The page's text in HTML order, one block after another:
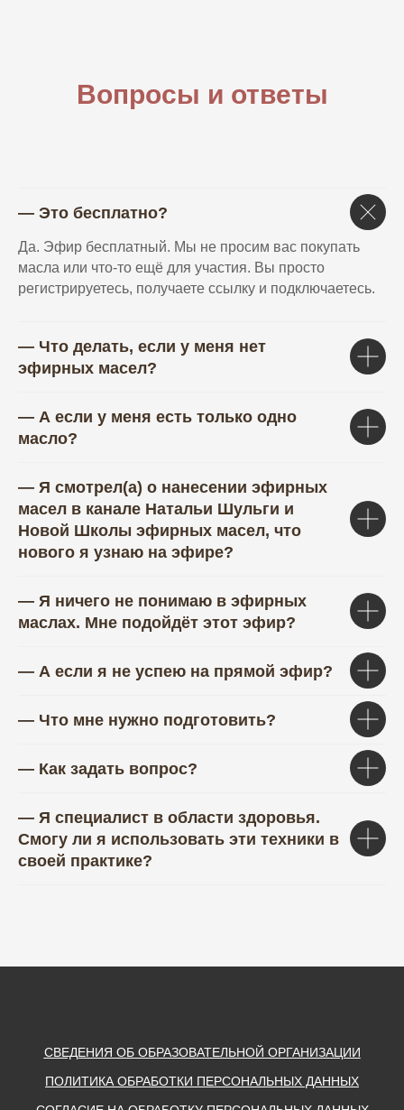
Вопросы и ответы
— Это бесплатно?
Да. Эфир бесплатный. Мы не просим вас покупать
масла или что-то ещё для участия. Вы просто
регистрируетесь, получаете ссылку и подключаетесь.
— Что делать, если у меня нет
эфирных масел?
— А если у меня есть только одно
масло?
— Я смотрел(а) о нанесении эфирных
масел в канале Натальи Шульги и
Новой Школы эфирных масел, что
нового я узнаю на эфире?
— Я ничего не понимаю в эфирных
маслах. Мне подойдёт этот эфир?
— А если я не успею на прямой эфир?
— Что мне нужно подготовить?
— Как задать вопрос?
— Я специалист в области здоровья.
Смогу ли я использовать эти техники в
своей практике?
СВЕДЕНИЯ ОБ ОБРАЗОВАТЕЛЬНОЙ ОРГАНИЗАЦИИ
ПОЛИТИКА ОБРАБОТКИ ПЕРСОНАЛЬНЫХ ДАННЫХ